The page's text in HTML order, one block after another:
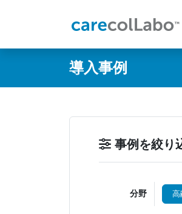
導入事例
事例を絞り
分野 高